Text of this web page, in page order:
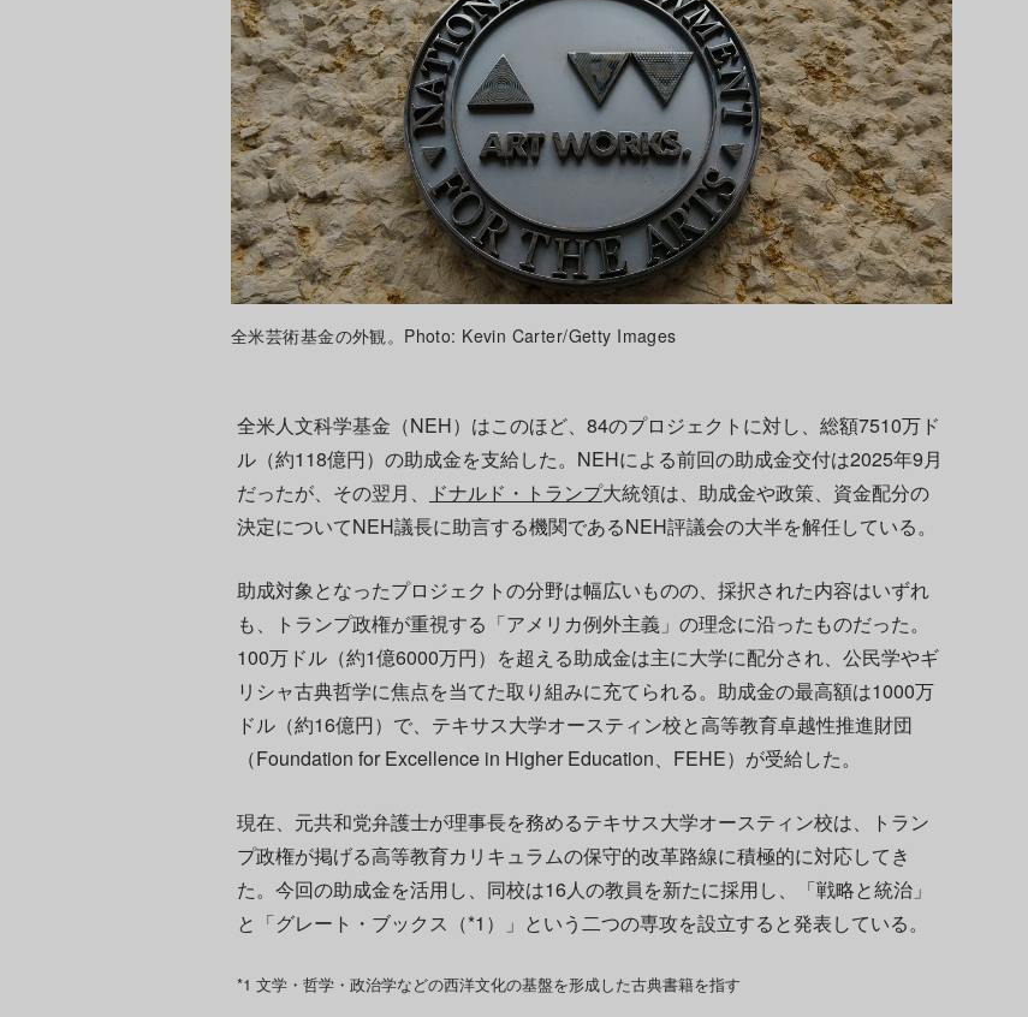
全米芸術基金の外観。Photo: Kevin Carter/Getty Images
全米人文科学基金（NEH）はこのほど、84のプロジェクトに対し、総額7510万ド
ル（約118億円）の助成金を支給した。NEHによる前回の助成金交付は2025年9月
だったが、その翌月、
ドナルド・トランプ大統領は、助成金や政策、資金配分の
決定についてNEH議長に助言する機関であるNEH評議会の大半を解任している。
助成対象となったプロジェクトの分野は幅広いものの、採択された内容はいずれ
も、トランプ政権が重視する「アメリカ例外主義」の理念に沿ったものだった。
100万ドル（約1億6000万円）を超える助成金は主に大学に配分され、公民学やギ
リシャ古典哲学に焦点を当てた取り組みに充てられる。助成金の最高額は1000万
ドル（約16億円）で、テキサス大学オースティン校と高等教育卓越性推進財団
（Foundation for Excellence in Higher Education、FEHE）が受給した。
現在、元共和党弁護士が理事長を務めるテキサス大学オースティン校は、トラン
プ政権が掲げる高等教育カリキュラムの保守的改革路線に積極的に対応してき
た。今回の助成金を活用し、同校は16人の教員を新たに採用し、「戦略と統治」
と「グレート・ブックス（*1）」という二つの専攻を設立すると発表している。
*1 文学・哲学・政治学などの西洋文化の基盤を形成した古典書籍を指す